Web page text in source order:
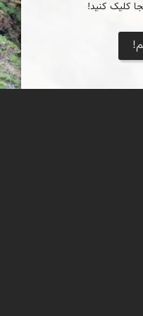
کلیک کنید!